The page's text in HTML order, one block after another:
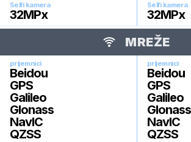
Selfi kamera
32MPx
Selfi kamera
32MPx
MREŽE
prijemnici
Beidou
GPS
Galileo
Glonass
NavIC
QZSS
prijemnici
Beidou
GPS
Galileo
Glonass
NavIC
QZSS